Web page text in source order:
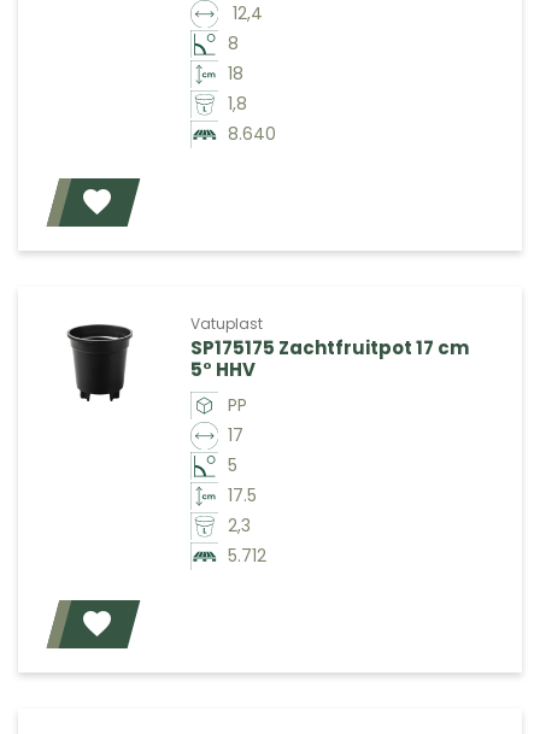
12,4
8
18
1,8
8.640
Vatuplast
SP175175 Zachtfruitpot 17 cm
5° HHV
PP
17
5
17.5
2,3
5.712